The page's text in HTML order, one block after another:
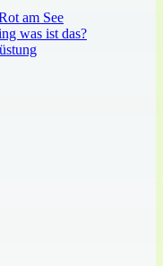
am See
was ist das?